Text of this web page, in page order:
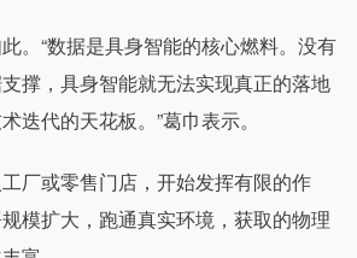
。“数据是具身智能的核心燃料。没有
撑，具身智能就无法实现真正的落地
迭代的天花板。”葛巾表示。
厂或零售门店，开始发挥有限的作
模扩大，跑通真实环境，获取的物理